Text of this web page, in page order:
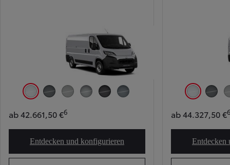
Icy White
ab 42.661,50 €6
Entdecken und konfigurieren
Proace Max KaWa Duty 33
Icy White
ab 44.327,50 €
Entdecken